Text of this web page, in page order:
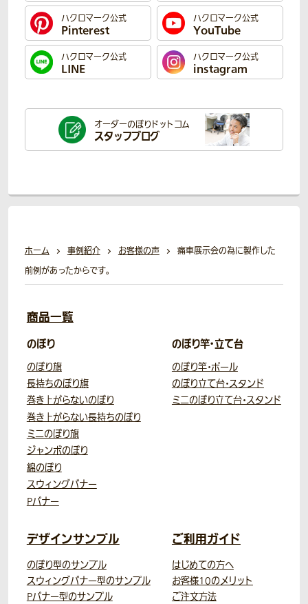
ハクロマーク公式
Pinterest
ハクロマーク公式
YouTube
ハクロマーク公式
LINE
ハクロマーク公式
instagram
オーダーのぼりドットコム
スタッフブログ
ホーム 事例紹介 お客様の声
痛車展示会の為に製作した
前例があったからです。
商品一覧
のぼり
のぼり旗
長持ちのぼり旗
巻き上がらないのぼり
巻き上がらない長持ちのぼり
ミニのぼり旗
ジャンボのぼり
綿のぼり
スウィングバナー
Pバナー
のぼり竿・立て台
のぼり竿・ポール
のぼり立て台・スタンド
ミニのぼり立て台・スタンド
デザインサンプル
のぼり型のサンプル
スウィングバナー型のサンプル
Pバナー型のサンプル
ご利用ガイド
はじめての方へ
お客様10のメリット
ご注文方法